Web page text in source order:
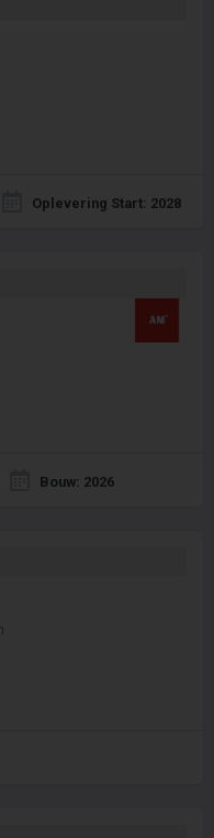
Oplevering Start: 2028
Bouw: 2026